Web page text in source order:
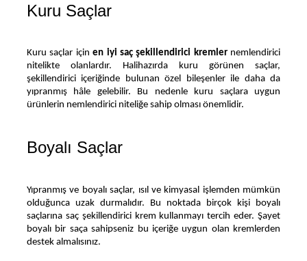
Kuru Saçlar
Kuru saçlar için en iyi saç şekillendirici kremler nemlendirici
nitelikte olanlardır. Halihazırda kuru görünen saçlar,
şekillendirici içeriğinde bulunan özel bileşenler ile daha da
yıpranmış hâle gelebilir. Bu nedenle kuru saçlara uygun
ürünlerin nemlendirici niteliğe sahip olması önemlidir.
Boyalı Saçlar
Yıpranmış ve boyalı saçlar, ısıl ve kimyasal işlemden mümkün
olduğunca uzak durmalıdır. Bu noktada birçok kişi boyalı
saçlarına saç şekillendirici krem kullanmayı tercih eder. Şayet
boyalı bir saça sahipseniz bu içeriğe uygun olan kremlerden
destek almalısınız.